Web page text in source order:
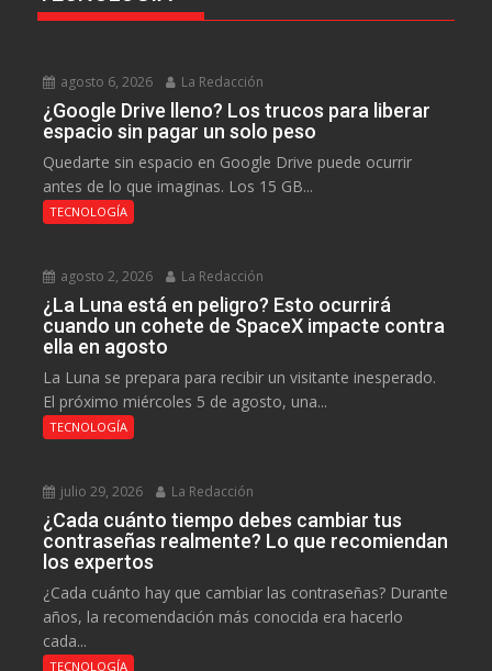
agosto 6, 2026 La Redacción
¿Google Drive lleno? Los trucos para liberar
espacio sin pagar un solo peso
Quedarte sin espacio en Google Drive puede ocurrir
antes de lo que imaginas. Los 15 GB...
TECNOLOGÍA
agosto 2, 2026 La Redacción
¿La Luna está en peligro? Esto ocurrirá
cuando un cohete de SpaceX impacte contra
ella en agosto
La Luna se prepara para recibir un visitante inesperado.
El próximo miércoles 5 de agosto, una...
TECNOLOGÍA
julio 29, 2026 La Redacción
¿Cada cuánto tiempo debes cambiar tus
contraseñas realmente? Lo que recomiendan
los expertos
¿Cada cuánto hay que cambiar las contraseñas? Durante
años, la recomendación más conocida era hacerlo
cada...
TECNOLOGÍA